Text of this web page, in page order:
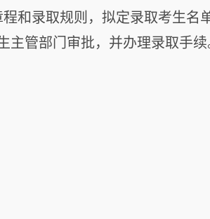
和录取规则，拟定录取考生名
管部门审批，并办理录取手续